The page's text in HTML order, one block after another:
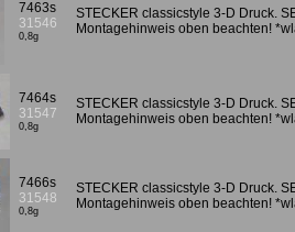
7463s
31546
0,8g
STECKER classicstyle 3-D Druck.
Montagehinweis oben beachten!
7464s
31547
0,8g
STECKER classicstyle 3-D Druck.
Montagehinweis oben beachten!
7466s
31548
0,8g
STECKER classicstyle 3-D Druck.
Montagehinweis oben beachten!